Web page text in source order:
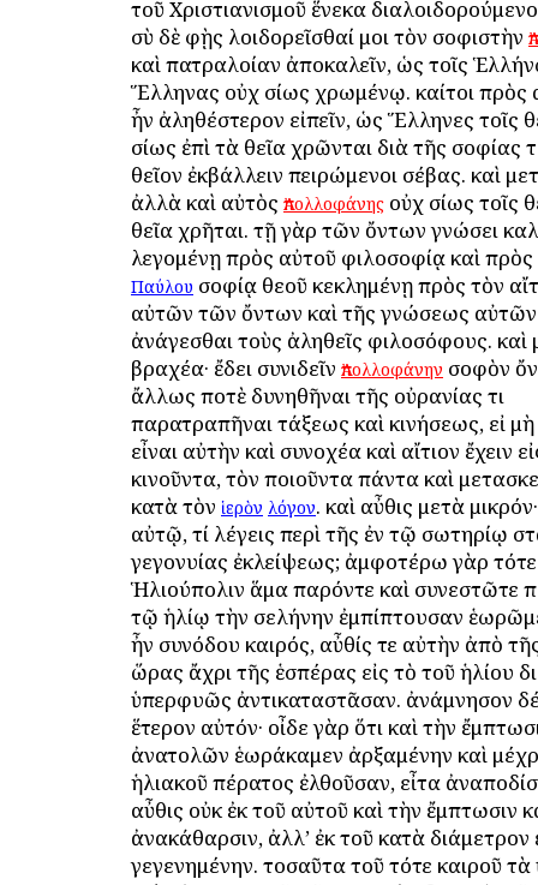
τοῦ Χριστιανισμοῦ ἕνεκα
σὺ δὲ φῂς λοιδορεῖσθαί μοι τὸν σοφιστὴν
καὶ πατραλοίαν ἀποκαλεῖν, ὡς τοῖς
Ἕλληνας οὐχ ὁσίως χρωμένῳ. καίτοι πρὸς
ἦν ἀληθέστερον εἰπεῖν, ὡς Ἕλληνες τοῖς
ὁσίως ἐπὶ τὰ θεῖα χρῶνται διὰ τῆς σοφίας
θεῖον ἐκβάλλειν πειρώμενοι σέβας. καὶ
ἀλλὰ καὶ αὐτὸς Ἀπολλοφάνης οὐχ ὁσίως τοῖς
θεῖα χρῆται. τῇ γὰρ τῶν ὄντων γνώσει
λεγομένῃ πρὸς αὐτοῦ φιλοσοφίᾳ καὶ πρὸς
Παύλου σοφίᾳ θεοῦ κεκλημένῃ πρὸς τὸν
αὐτῶν τῶν ὄντων καὶ τῆς γνώσεως
ἀνάγεσθαι τοὺς ἀληθεῖς φιλοσόφους. καὶ
βραχέα· ἔδει συνιδεῖν Ἀπολλοφάνην σοφὸν
ἄλλως ποτὲ δυνηθῆναι τῆς οὐρανίας τι
παρατραπῆναι τάξεως καὶ κινήσεως, εἰ
εἶναι αὐτὴν καὶ συνοχέα καὶ αἴτιον ἔχειν
κινοῦντα, τὸν ποιοῦντα πάντα καὶ
κατὰ τὸν ἱερὸν λόγον. καὶ αὖθις μετὰ
αὐτῷ, τί λέγεις περὶ τῆς ἐν τῷ σωτηρίῳ
γεγονυίας ἐκλείψεως; ἀμφοτέρω γὰρ
Ἡλιούπολιν ἅμα παρόντε καὶ συνεστῶτε
τῷ ἡλίῳ τὴν σελήνην ἐμπίπτουσαν
ἦν συνόδου καιρός, αὖθίς τε αὐτὴν ἀπὸ
ὥρας ἄχρι τῆς ἑσπέρας εἰς τὸ τοῦ ἡλίου
ὑπερφυῶς ἀντικαταστᾶσαν. ἀνάμνησον δέ
ἕτερον αὐτόν· οἶδε γὰρ ὅτι καὶ τὴν
ἀνατολῶν ἑωράκαμεν ἀρξαμένην καὶ
ἡλιακοῦ πέρατος ἐλθοῦσαν, εἶτα
αὖθις οὐκ ἐκ τοῦ αὐτοῦ καὶ τὴν ἔμπτωσιν
ἀνακάθαρσιν, ἀλλ’ ἐκ τοῦ κατὰ διάμετρον
γεγενημένην. τοσαῦτα τοῦ τότε καιροῦ